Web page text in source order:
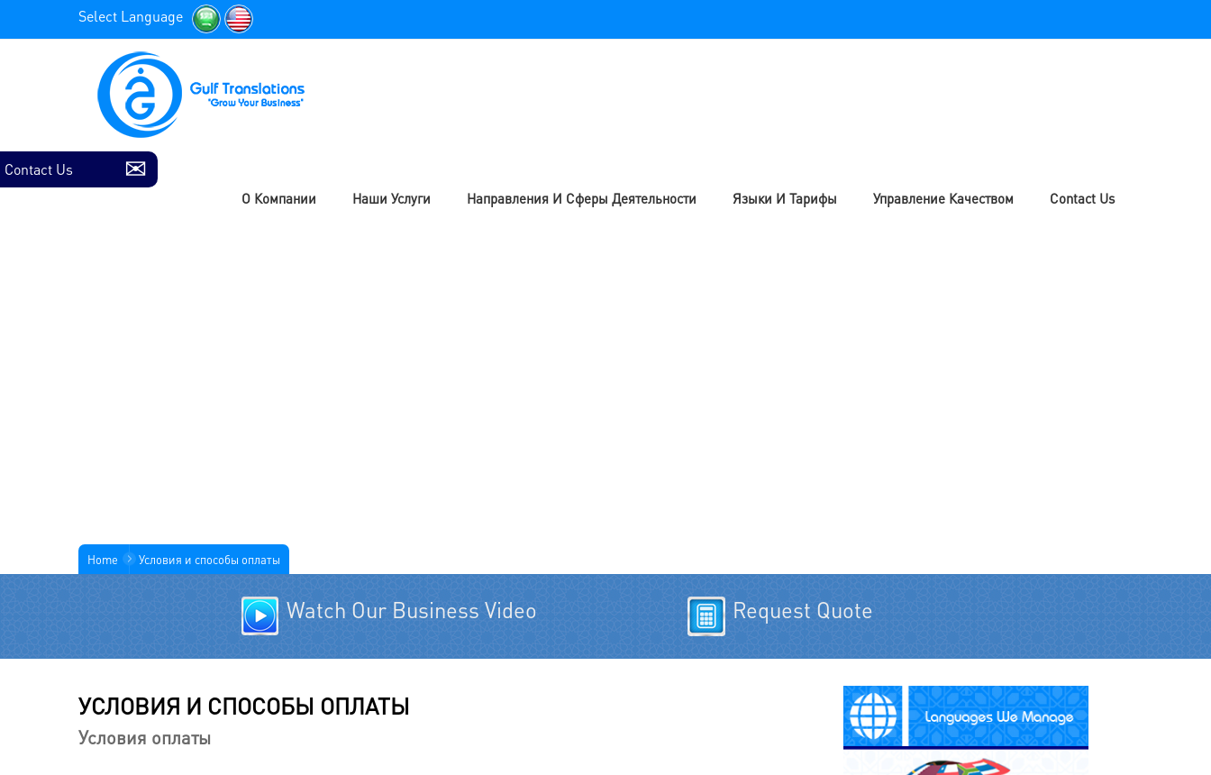
Select Language
О Компании Наши Услуги Направления И Сферы Деятельности Языки И Тарифы Управление Качеством Contact Us
Home Условия и способы оплаты
Watch Our Business Video Request Quote
УСЛОВИЯ И СПОСОБЫ ОПЛАТЫ
Условия оплаты
Contact Us